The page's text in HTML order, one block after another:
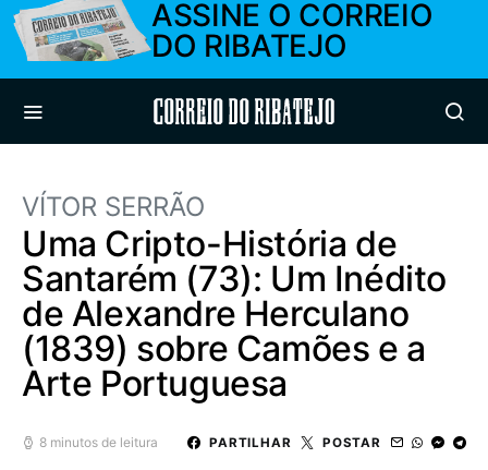
ASSINE O CORREIO
DO RIBATEJO
Correio do Ribatejo
VÍTOR SERRÃO
Uma Cripto-História de
Santarém (73): Um Inédito
de Alexandre Herculano
(1839) sobre Camões e a
Arte Portuguesa
8 minutos de leitura PARTILHAR POSTAR